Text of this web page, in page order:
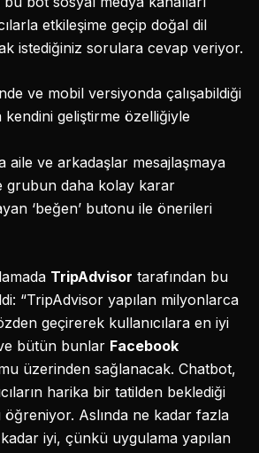
etkileşime geçip doğal dil
istediğiniz sorulara cevap veriyor.
ve mobil versiyonda çalışabildiği
geliştirme özelliğiyle
aile ve arkadaşlar mesajlaşmaya
grubun daha kolay karar
‘beğen’ butonu ile önerileri
TripAdvisor tarafından bu
“TripAdvisor yapılan milyonlarca
geçirerek kullanıcılara en iyi
bütün bunlar Facebook
üzerinden sağlanacak. Chatbot,
harika bir tatilden beklediği
Aslında ne kadar fazla
iyi, çünkü uygulama yapılan